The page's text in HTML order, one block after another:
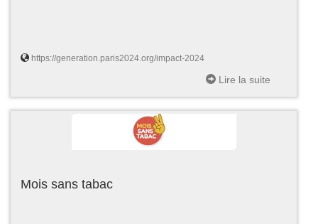
https://generation.paris2024.org/impact-2024
Lire la suite
Mois sans tabac